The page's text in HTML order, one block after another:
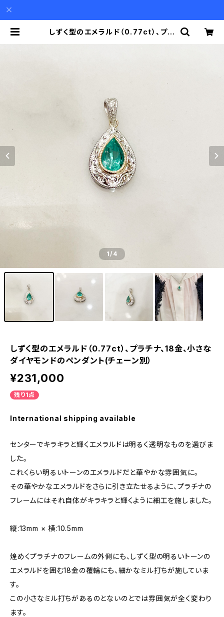
しずく型のエメラルド（0.77ct）、プラ
1/4
しずく型のエメラルド（0.77ct）、プラチナ、18金、小さな
ダイヤモンドのペンダント(チェーン別）
¥231,000
残り1点
International shipping available
センターでキラキラと輝くエメラルドは明るく透明なものを選びま
した。
これくらい明るいトーンのエメラルドだと華やかな雰囲気に。
その華やかなエメラルドをさらに引き立たせるように、プラチナの
フレームにはそれ自体がキラキラと輝くように細工を施しました。
縦:13mm × 横:10.5mm
煌めくプラチナのフレームの外側にも、しずく型の明るいトーンの
エメラルドを囲む18金の覆輪にも、細かなミル打ちが施していま
す。
この小さなミル打ちがあるのとないのとでは雰囲気が全く変わり
ます。